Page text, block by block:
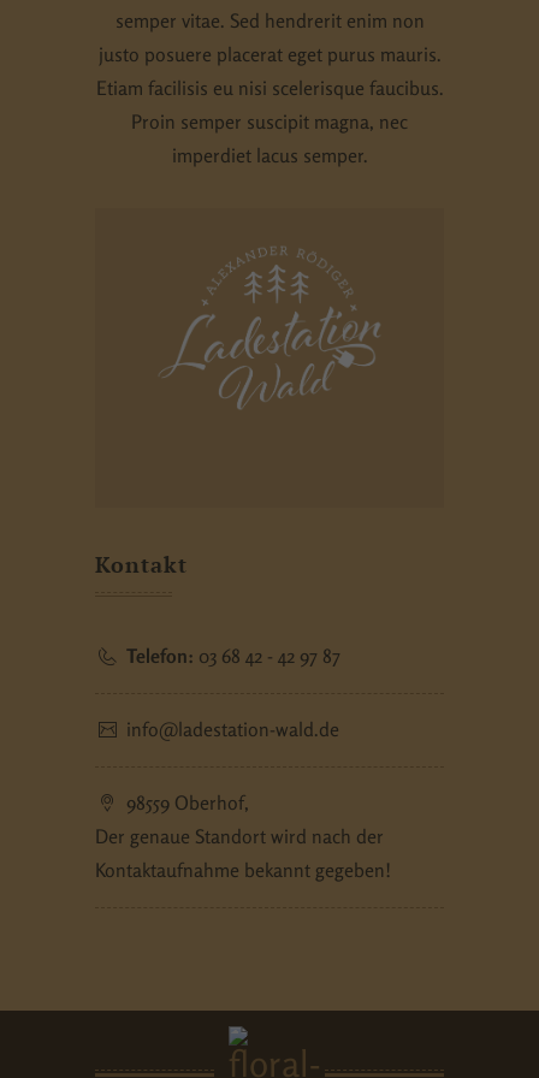
semper vitae. Sed hendrerit enim non
justo posuere placerat eget purus mauris.
Etiam facilisis eu nisi scelerisque faucibus.
Proin semper suscipit magna, nec
imperdiet lacus semper.
Kontakt
Telefon: 03 68 42 - 42 97 87
info@ladestation-wald.de
98559 Oberhof,
Der genaue Standort wird nach der
Kontaktaufnahme bekannt gegeben!
Essenziell (1)
Essenzielle Cookies ermöglichen grundlegende Funktionen und
sind für die einwandfreie Funktion der Website erforderlich.
Cookie-Informationen anzeigen
Externe Medien (5)
Medien akzeptiert werden, bedarf der Zugriff auf diese Inhalte
keiner manuellen Einwilligung mehr.
Cookie-Informationen anzeigen
Datenschutzerklärung